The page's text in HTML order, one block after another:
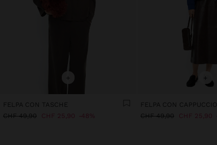
+
FELPA CON TASCHE
CHF 49,90 CHF 25,90 48%
+
FELPA CON CAPPUCCIO
CHF 49,90 CHF 25,90